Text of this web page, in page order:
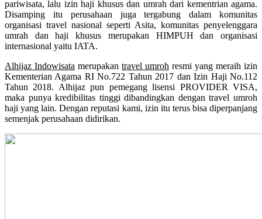
pariwisata, lalu izin haji khusus dan umrah dari kementrian agama.
Disamping itu perusahaan juga tergabung dalam komunitas
organisasi travel nasional seperti Asita, komunitas penyelenggara
umrah dan haji khusus merupakan HIMPUH dan organisasi
internasional yaitu IATA.
Alhijaz Indowisata merupakan travel umroh resmi yang meraih izin
Kementerian Agama RI No.722 Tahun 2017 dan Izin Haji No.112
Tahun 2018. Alhijaz pun pemegang lisensi PROVIDER VISA,
maka punya kredibilitas tinggi dibandingkan dengan travel umroh
haji yang lain. Dengan reputasi kami, izin itu terus bisa diperpanjang
semenjak perusahaan didirikan.